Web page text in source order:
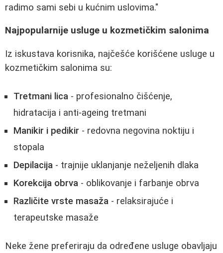
radimo sami sebi u kućnim uslovima."
Najpopularnije usluge u kozmetičkim salonima
Iz iskustava korisnika, najčešće korišćene usluge u
kozmetičkim salonima su:
Tretmani lica - profesionalno čišćenje,
hidratacija i anti-ageing tretmani
Manikir i pedikir - redovna negovina noktiju i
stopala
Depilacija - trajnije uklanjanje neželjenih dlaka
Korekcija obrva - oblikovanje i farbanje obrva
Različite vrste masaža - relaksirajuće i
terapeutske masaže
Neke žene preferiraju da određene usluge obavljaju